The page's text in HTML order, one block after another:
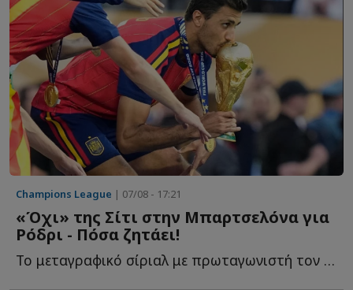
Champions League | 07/08 - 17:21
«Όχι» της Σίτι στην Μπαρτσελόνα για
Ρόδρι - Πόσα ζητάει!
Το μεταγραφικό σίριαλ με πρωταγωνιστή τον Ρόδρι φαίνεται π...